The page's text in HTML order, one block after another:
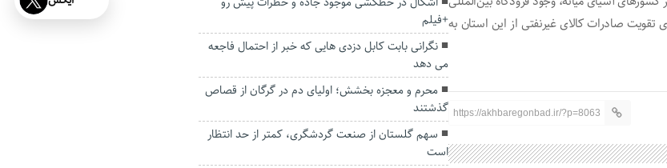
تقویت صادرات کالای غیرنفتی از این استان به
https://akhbaregonbad.ir/?p=8063
+فیلم
نگرانی بابت کابل دزدی هایی که خبر از احتمال فاجعه
می دهد
محرم و معجزه بخشش؛ اولیای دم در گرگان از قصاص
گذشتند
سهم گلستان از صنعت گردشگری، کمتر از حد انتظار
است